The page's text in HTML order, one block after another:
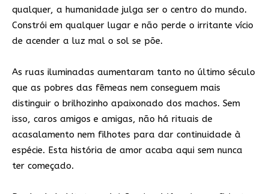
qualquer, a humanidade julga ser o centro do mundo.
Constrói em qualquer lugar e não perde o irritante vício
de acender a luz mal o sol se põe.
As ruas iluminadas aumentaram tanto no último século
que as pobres das fêmeas nem conseguem mais
distinguir o brilhozinho apaixonado dos machos. Sem
isso, caros amigos e amigas, não há rituais de
acasalamento nem filhotes para dar continuidade à
espécie. Esta história de amor acaba aqui sem nunca
ter começado.